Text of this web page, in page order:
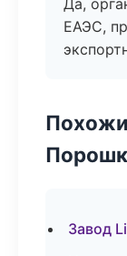
Да,
ЕАЭС,
Завод